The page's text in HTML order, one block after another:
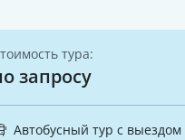
тура:
запросу
Автобусный тур с выездом